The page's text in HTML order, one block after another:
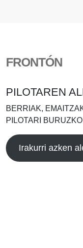
FRONTÓN
PILOTAREN
BERRIAK,
PILOTARI
Irakurri azken